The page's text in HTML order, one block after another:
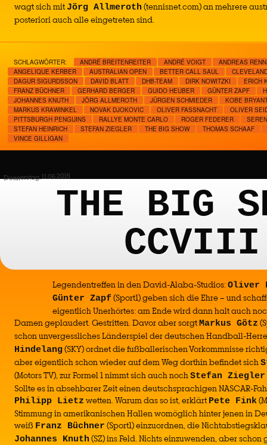
wagt sich mitJörg Allmeroth (tennisnet.com) an mehrere
posteriori auch alle eingetreten sind.
SCHLAGWÖRTER: ANDRÉ BREITENREITER ANDRÉ VOIGT
ANDREAS
ANGELIQUE KERBER
AUSTRALIAN OPEN BETTER CALL SAUL
DAGUR SIGURDSSON
DAVID BLATT DHB-TEAM DIRK NOWITZKI
ERICH
FRANZ BÜCHNER
GERHARD BERGER GUIDO HEUBER GÜNTER ZAPF
JOHANNES KNUTH
JÖRG ALLMEROTH JÜRGEN SCHMIEDER
KOBE
MARKUS KRAWINKEL
NOVAK DJOKOVIC OLIVER FASSNACHT
OLIVER
PITTSBURGH PENGUINS
RALLYE MONTE CARLO ROGER FEDERER
STEFAN HEINRICH
STEFAN ZIEGLER THE BIG SHOW
THOMAS SCHAAF
VINCE GILLIGAN
Donnerstag, 11.06.2015
THE BIG
CCVIII
Legendentreffen in den David-Alaba-Studios:Oliver
Günter Zapf(Sport1) geben sich die Ehre – und
eigentlich Unerhörtes: am Ende wird dann halt auch
Damen geplaudert. Gestritten. Davor aber sorgtMarkus Götz
schon unvergessliches Länderspiel der deutschen Handball-
Hindelang(SKY) ordnet die fußballerischen Vorkommnisse
aber eigentlich schon wieder auf dem Weg dorthin befindet sich
(Motors TV), zur Formel 1 nimmt sich auch nochStefan Ziegler
Sollte es in absehbarer Zeit einen deutschsprachigen NASCAR-
Philipp Lietz wetten. Warum das so ist, erklärt Pete Fink
Stimmung in amerikanischen Hallen womöglich hinter jenen in
weiß Franz Büchner (Sport1) einzuordnen, die
Johannes Knuth (SZ) ins Feld. Nichts einzuwenden, aber